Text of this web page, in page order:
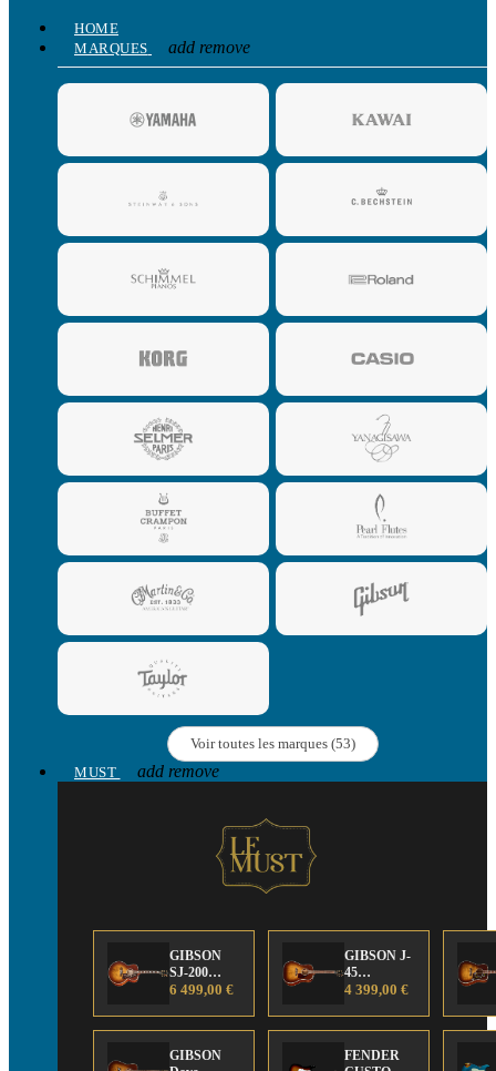
HOME
MARQUES
add remove
Voir toutes les marques (53)
MUST
add remove
GIBSON
SJ-200
Anniversary
Edition
6 499,00 €
GIBSON J-
45
Anniversary
Edition
4 399,00 €
GIBSON
FENDER